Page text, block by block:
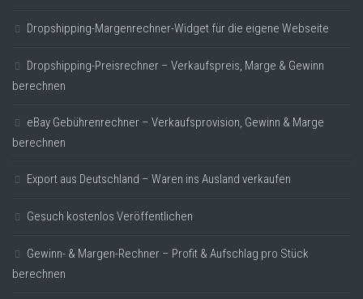
Dropshipping-Margenrechner-Widget für die eigene Webseite
Dropshipping-Preisrechner – Verkaufspreis, Marge & Gewinn
berechnen
eBay Gebührenrechner – Verkaufsprovision, Gewinn & Marge
berechnen
Export aus Deutschland – Waren ins Ausland verkaufen
Gesuch kostenlos Veröffentlichen
Gewinn- & Margen-Rechner – Profit & Aufschlag pro Stück
berechnen